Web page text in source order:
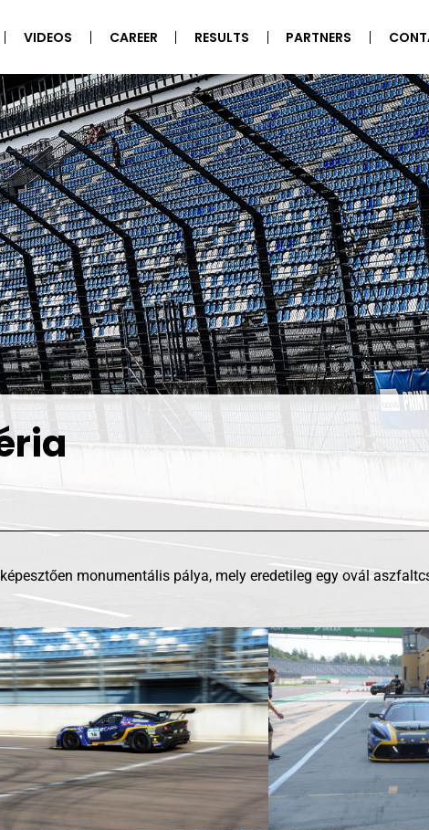
VIDEOS CAREER RESULTS PARTNERS
monumentális pálya, mely eredetileg egy ovál